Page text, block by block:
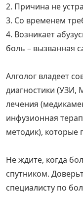
2. Причина не
3. Со временем
4. Возникает
боль – вызванная
Алголог владеет
диагностики (УЗИ,
лечения
инфузионная
методик), которые
Не ждите, когда
спутником.
специалисту по